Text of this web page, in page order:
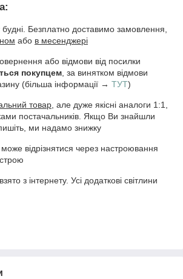
Безплатно доставимо замовлення,
або в месенджері
або відмови від посилки
покупцем, за винятком відмови
(більша інформації → ТУТ)
товар, але дуже якісні аналоги 1:1,
постачальників. Якщо Ви знайшли
ми надамо знижку
може відрізнятися через настроювання
з інтернету. Усі додаткові світлини